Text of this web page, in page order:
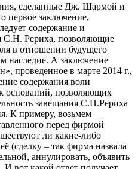
сделанные Дж. Шармой и
первое заключение,
содержание и
С.Н. Рериха, позволяющие
в отношении будущего
наследие. А заключение
проведенное в марте 2014 г.,
содержания воли
оснований, позволяющих
завещания С.Н.Рериха
К примеру, возьмем
перед фирмой
ли какие-либо
(сделку – так фирма назвала
аннулировать, объявить